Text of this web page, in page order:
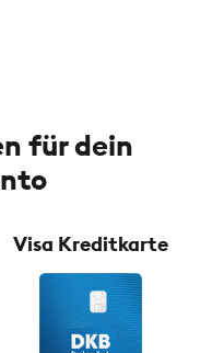
für dein
Visa Kreditkarte